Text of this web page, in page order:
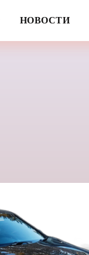
НОВОСТИ